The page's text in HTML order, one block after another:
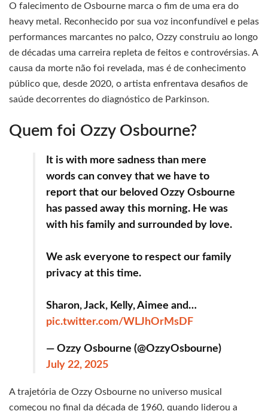
O falecimento de Osbourne marca o fim de uma era do
heavy metal. Reconhecido por sua voz inconfundível e pelas
performances marcantes no palco, Ozzy construiu ao longo
de décadas uma carreira repleta de feitos e controvérsias. A
causa da morte não foi revelada, mas é de conhecimento
público que, desde 2020, o artista enfrentava desafios de
saúde decorrentes do diagnóstico de Parkinson.
Quem foi Ozzy Osbourne?
It is with more sadness than mere
words can convey that we have to
report that our beloved Ozzy Osbourne
has passed away this morning. He was
with his family and surrounded by love.
We ask everyone to respect our family
privacy at this time.
Sharon, Jack, Kelly, Aimee and…
pic.twitter.com/WLJhOrMsDF
— Ozzy Osbourne (@OzzyOsbourne)
July 22, 2025
A trajetória de Ozzy Osbourne no universo musical
começou no final da década de 1960, quando liderou a